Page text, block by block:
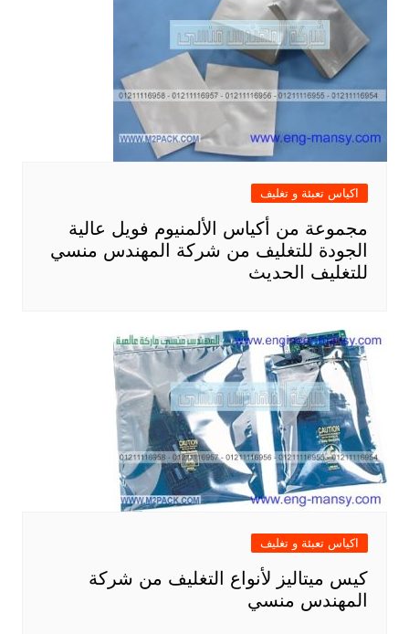
اكياس تعبئة و تغليف
مجموعة من أكياس الألمنيوم فويل عالية
الجودة للتغليف من شركة المهندس منسي
للتغليف الحديث
اكياس تعبئة و تغليف
كيس ميتاليز لأنواع التغليف من شركة
المهندس منسي